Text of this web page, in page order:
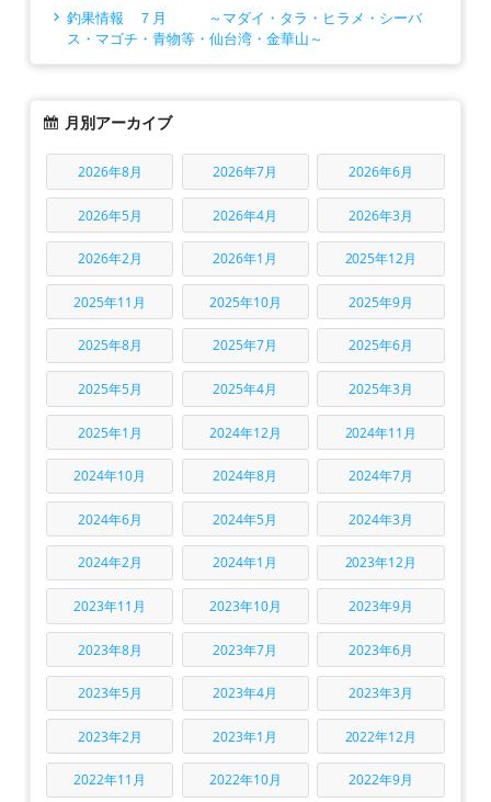
釣果情報 ７月 ～マダイ・タラ・ヒラメ・シーバ
ス・マゴチ・青物等・仙台湾・金華山～
月別アーカイブ
2026年8月 2026年7月 2026年6月
2026年5月 2026年4月 2026年3月
2026年2月 2026年1月 2025年12月
2025年11月 2025年10月 2025年9月
2025年8月 2025年7月 2025年6月
2025年5月 2025年4月 2025年3月
2025年1月 2024年12月 2024年11月
2024年10月 2024年8月 2024年7月
2024年6月 2024年5月 2024年3月
2024年2月 2024年1月 2023年12月
2023年11月 2023年10月 2023年9月
2023年8月 2023年7月 2023年6月
2023年5月 2023年4月 2023年3月
2023年2月 2023年1月 2022年12月
2022年11月 2022年10月 2022年9月